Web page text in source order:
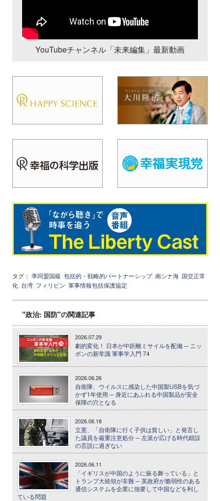
YouTubeチャンネル「未来編集」最新動画
タグ： 準同盟国級 包括的・戦略的パートナーシップ 南シナ海 国交正常
化 台湾 フィリピン 軍事情報包括保護協定
"政治: 国防"の関連記事
2026.07.29
劇的変化！ 日本が中距離ミサイルを配備 ─ ニッ
ポンの新常識 軍事学入門 74
2026.06.26
自衛隊、ウイルスに感染した中国製USBを気づ
かず1年使用 ─ 身近にあふれる中国製品が安全
保障の穴となる
2026.06.18
立憲、「自衛隊に行く子供は貧しい」と発言し
た議員を厳重注意処分 ─ 左派が広げる時代錯誤
の言説に過ぎない
2026.06.11
「イギリスが中国のように振る舞っている」と
トランプ大統領が非難 ─ 英政府が脆弱性のある
通信システムを企業に強要して中国などを利し
ている問題